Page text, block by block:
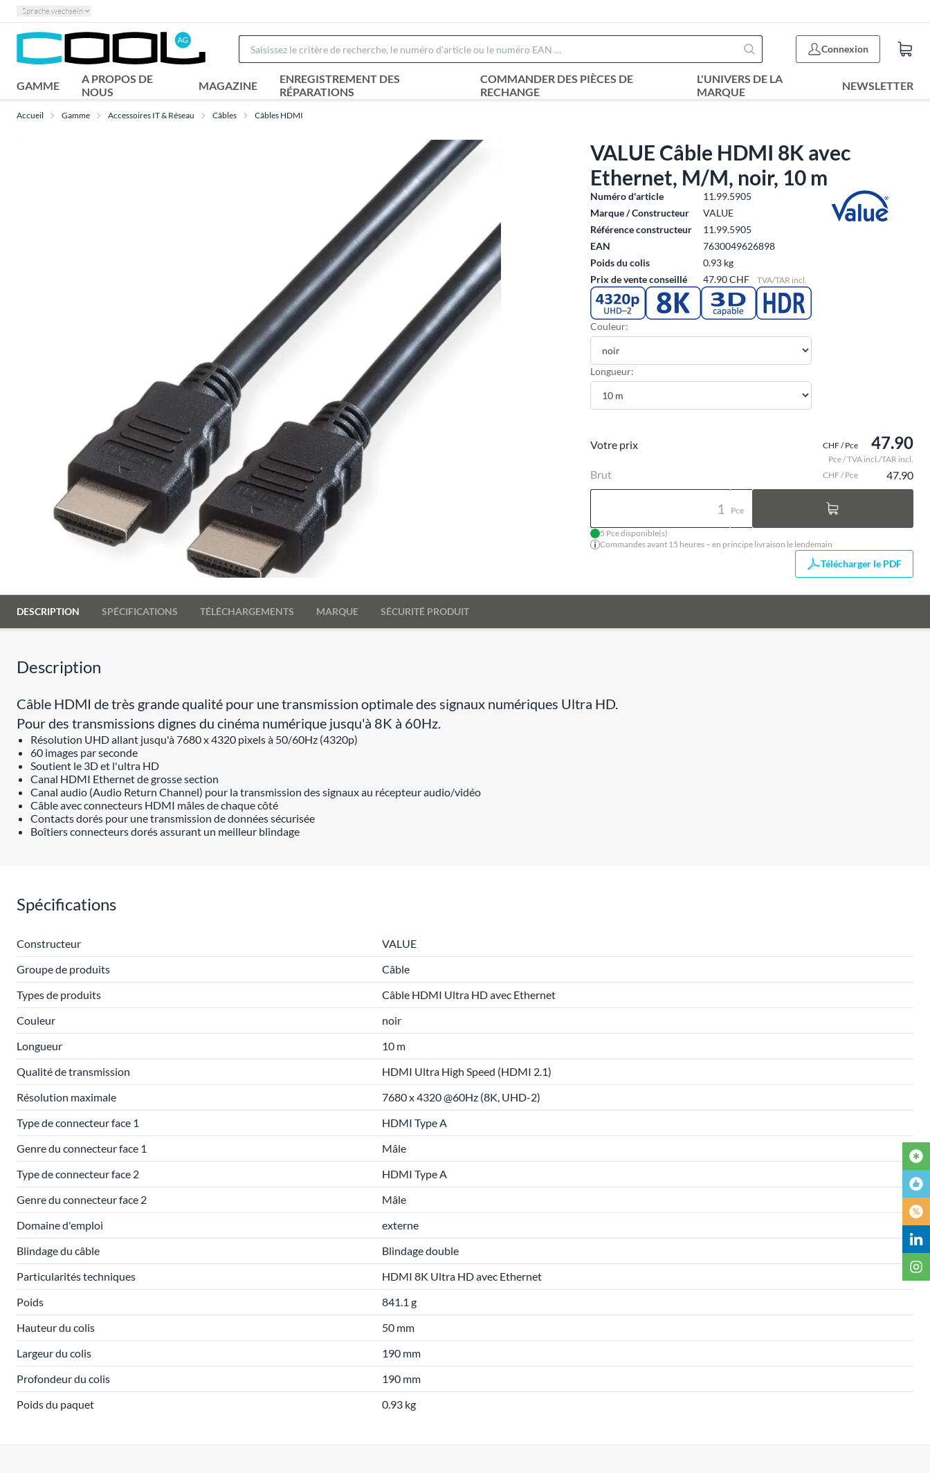
Sprache wechseln
Connexion
GAMME
A PROPOS DE
NOUS
MAGAZINE
ENREGISTREMENT DES
RÉPARATIONS
COMMANDER DES PIÈCES DE
RECHANGE
L'UNIVERS DE LA
MARQUE
NEWSLETTER
Accueil Gamme Accessoires IT & Réseau Câbles Câbles HDMI
VALUE Câble HDMI 8K avec
Ethernet, M/M, noir, 10 m
Numéro d'article
11.99.5905
Marque / Constructeur
VALUE
Référence constructeur
11.99.5905
EAN
7630049626898
Poids du colis
0.93 kg
Prix de vente conseillé
47.90 CHF TVA/TAR incl.
Couleur:
Longueur:
Votre prix CHF / Pce 47.90
Pce / TVA incl./TAR incl.
Brut CHF / Pce 47.90
Pce
5 Pce disponible(s)
Commandes avant 15 heures – en principe livraison le lendemain
Télécharger le PDF
DESCRIPTION SPÉCIFICATIONS TÉLÉCHARGEMENTS MARQUE SÉCURITÉ PRODUIT
Description
Câble HDMI de très grande qualité pour une transmission optimale des signaux numériques Ultra HD.
Pour des transmissions dignes du cinéma numérique jusqu'à 8K à 60Hz.
Résolution UHD allant jusqu'à 7680 x 4320 pixels à 50/60Hz (4320p)
60 images par seconde
Soutient le 3D et l'ultra HD
Canal HDMI Ethernet de grosse section
Canal audio (Audio Return Channel) pour la transmission des signaux au récepteur audio/vidéo
Câble avec connecteurs HDMI mâles de chaque côté
Contacts dorés pour une transmission de données sécurisée
Boîtiers connecteurs dorés assurant un meilleur blindage
Spécifications
Constructeur
VALUE
Groupe de produits
Câble
Types de produits
Câble HDMI Ultra HD avec Ethernet
Couleur
noir
Longueur
10 m
Qualité de transmission
HDMI Ultra High Speed (HDMI 2.1)
Résolution maximale
7680 x 4320 @60Hz (8K, UHD-2)
Type de connecteur face 1
HDMI Type A
Genre du connecteur face 1
Mâle
Type de connecteur face 2
HDMI Type A
Genre du connecteur face 2
Mâle
Domaine d'emploi
externe
Blindage du câble
Blindage double
Particularités techniques
HDMI 8K Ultra HD avec Ethernet
Poids
841.1 g
Hauteur du colis
50 mm
Largeur du colis
190 mm
Profondeur du colis
190 mm
Poids du paquet
0.93 kg